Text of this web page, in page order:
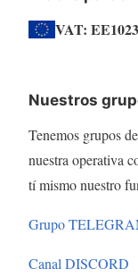
VAT:
Nuestros
Tenemos grupos
nuestra operativa
tí mismo nuestro
Grupo
Canal DISCORD